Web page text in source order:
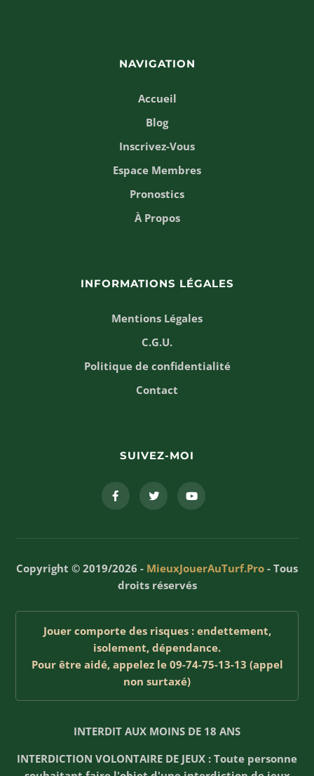
NAVIGATION
Accueil
Blog
Inscrivez-Vous
Espace Membres
Pronostics
À Propos
INFORMATIONS LÉGALES
Mentions Légales
C.G.U.
Politique de confidentialité
Contact
SUIVEZ-MOI
Copyright © 2019/2026 - MieuxJouerAuTurf.Pro - Tous
droits réservés
Jouer comporte des risques : endettement,
isolement, dépendance.
Pour être aidé, appelez le 09-74-75-13-13 (appel
non surtaxé)
INTERDIT AUX MOINS DE 18 ANS
INTERDICTION VOLONTAIRE DE JEUX : Toute personne